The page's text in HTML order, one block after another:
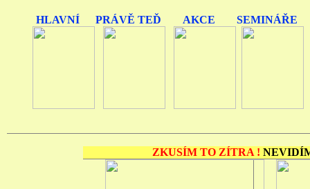
HLAVNÍ PRÁVĚ TEĎ AKCE SEMINÁŘE
ZKUSÍM TO ZÍTRA !